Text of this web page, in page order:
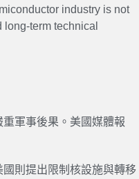
industry is not
term technical
軍事後果。美國媒體報
則提出限制核設施與轉移